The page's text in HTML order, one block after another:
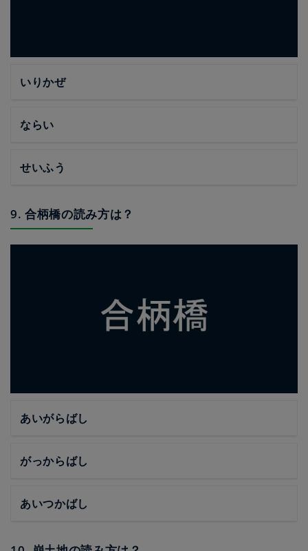
いりかぜ
ならい
せいふう
9. 合柄橋の読み方は？
あいがらばし
がっからばし
あいつかばし